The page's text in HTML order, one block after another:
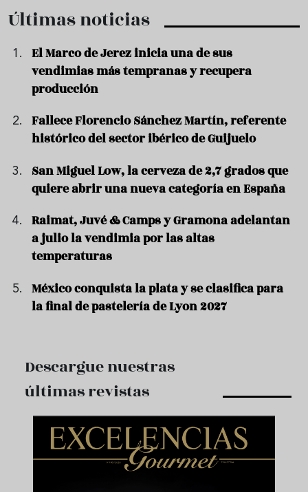
Últimas noticias
El Marco de Jerez inicia una de sus
vendimias más tempranas y recupera
producción
Fallece Florencio Sánchez Martín, referente
histórico del sector ibérico de Guijuelo
San Miguel Low, la cerveza de 2,7 grados que
quiere abrir una nueva categoría en España
Raimat, Juvé & Camps y Gramona adelantan
a julio la vendimia por las altas
temperaturas
México conquista la plata y se clasifica para
la final de pastelería de Lyon 2027
Descargue nuestras
últimas revistas